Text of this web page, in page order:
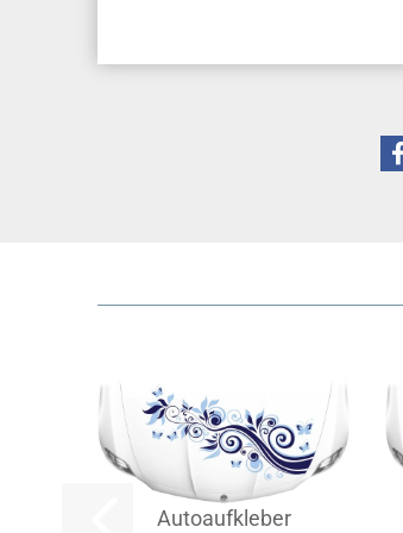
Autoaufkleber